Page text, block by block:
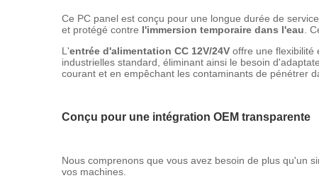
Ce PC panel est conçu pour une longue durée de
et protégé contre l'immersion temporaire dans l'eau .
L'entrée d'alimentation CC 12V/24V offre une flexibilité
industrielles standard, éliminant ainsi le besoin
courant et en empêchant les contaminants de pénétrer
Conçu pour une intégration OEM transparente
Nous comprenons que vous avez besoin de plus qu'un
vos machines.